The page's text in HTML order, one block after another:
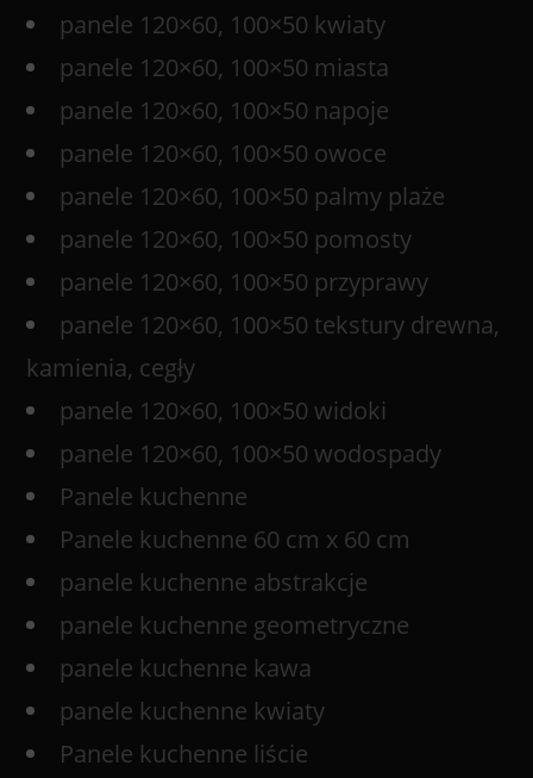
panele 120×60, 100×50 kwiaty
panele 120×60, 100×50 miasta
panele 120×60, 100×50 napoje
panele 120×60, 100×50 owoce
panele 120×60, 100×50 palmy plaże
panele 120×60, 100×50 pomosty
panele 120×60, 100×50 przyprawy
panele 120×60, 100×50 tekstury drewna,
kamienia, cegły
panele 120×60, 100×50 widoki
panele 120×60, 100×50 wodospady
Panele kuchenne
Panele kuchenne 60 cm x 60 cm
panele kuchenne abstrakcje
panele kuchenne geometryczne
panele kuchenne kawa
panele kuchenne kwiaty
Panele kuchenne liście